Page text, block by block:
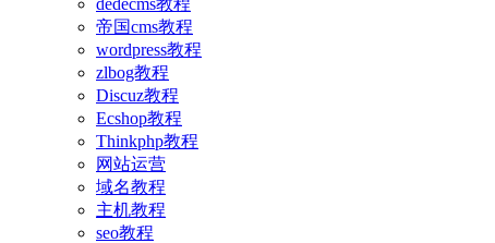
帝国cms教程
wordpress教程
zlbog教程
Discuz教程
Ecshop教程
Thinkphp教程
网站运营
域名教程
主机教程
seo教程